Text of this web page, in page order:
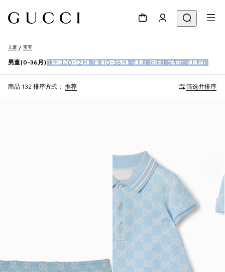
儿童 宝宝
男童(0-36月) 新生儿(0-12月) 女童(0-36月) 婴儿鞋 学步鞋 尿布袋 婴儿配饰
商品 132 排序方式： 推荐 筛选并排序